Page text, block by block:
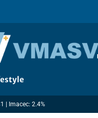
| Imacec: 2.4%